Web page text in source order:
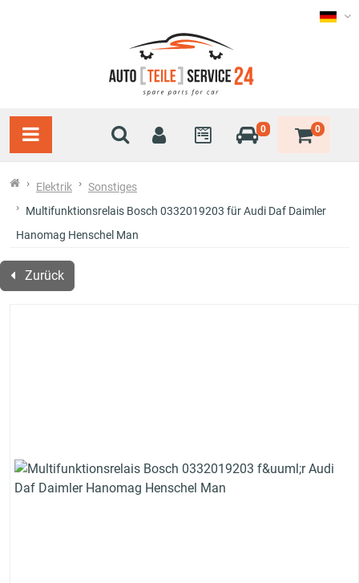
0 0
Elektrik
Sonstiges
Multifunktionsrelais Bosch 0332019203 für Audi Daf Daimler
Hanomag Henschel Man
Zurück